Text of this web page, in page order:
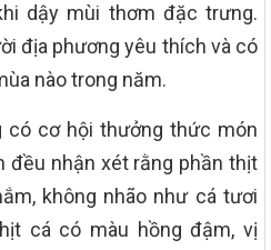
dậy mùi thơm đặc trưng.
địa phương yêu thích và có
nào trong năm.
có cơ hội thưởng thức món
đều nhận xét rằng phần thịt
không nhão như cá tươi
cá có màu hồng đậm, vị